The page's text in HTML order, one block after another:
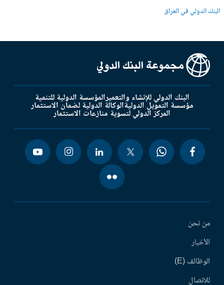
البنك الدولي في العراق
البنك الدولي للإنشاء والتعميرالمؤسسة الدولية للتنمية
مؤسسة التمويل الدوليةالوكالة الدولية لضمان الاستثمار
المركز الدولي لتسوية منازعات الاستثمار
من نحن
الأخبار
الوظائف (E)
للاتصال